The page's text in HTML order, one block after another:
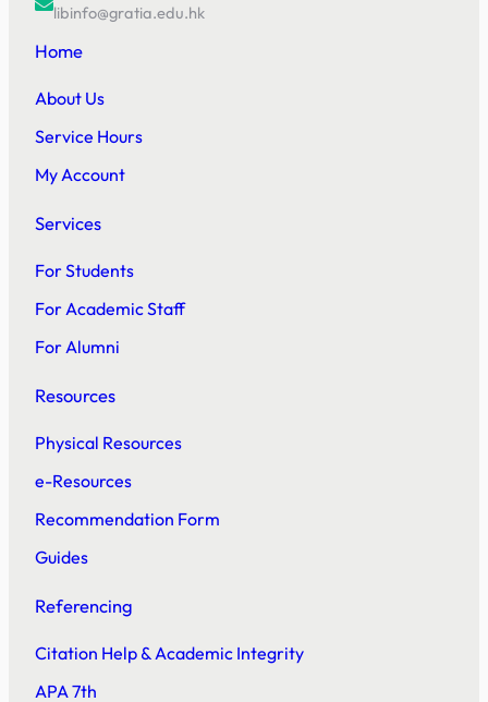
libinfo@gratia.edu.hk
Home
About Us
Service Hours
My Account
Services
For Students
For Academic Staff
For Alumni
Resources
Physical Resources
e-Resources
Recommendation Form
Guides
Referencing
Citation Help & Academic Integrity
APA 7th